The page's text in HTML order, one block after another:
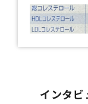
インタビ